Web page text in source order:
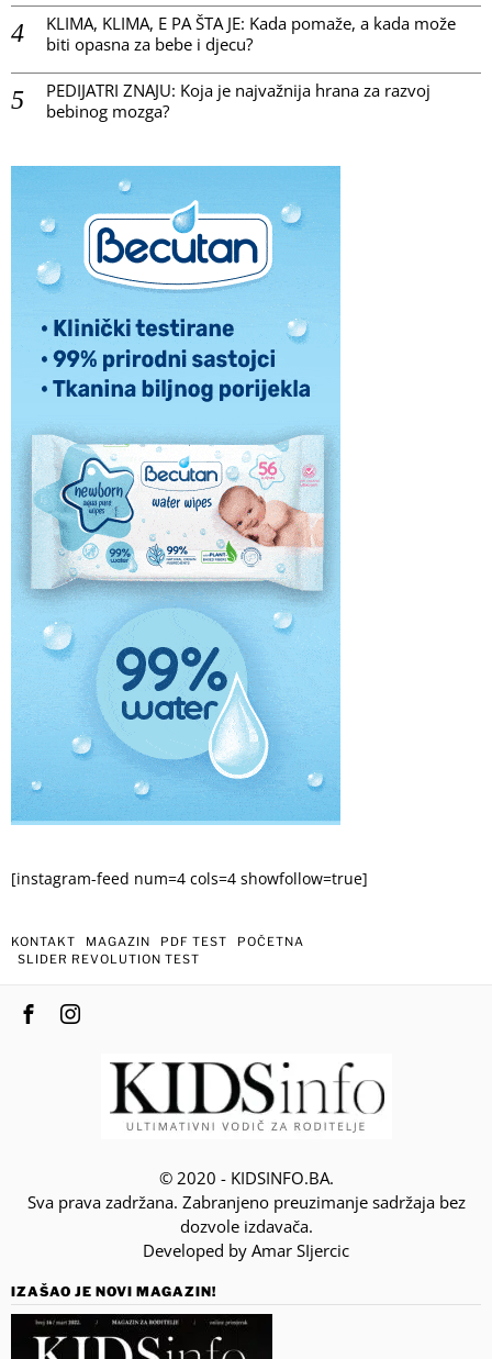
KLIMA, KLIMA, E PA ŠTA JE: Kada pomaže, a kada može
biti opasna za bebe i djecu?
PEDIJATRI ZNAJU: Koja je najvažnija hrana za razvoj
bebinog mozga?
[instagram-feed num=4 cols=4 showfollow=true]
KONTAKT MAGAZIN PDF TEST
POČETNA
SLIDER REVOLUTION TEST
© 2020 - KIDSINFO.BA.
Sva prava zadržana. Zabranjeno preuzimanje sadržaja bez
dozvole izdavača.
Developed by Amar SIjercic
IZAŠAO JE NOVI MAGAZIN!